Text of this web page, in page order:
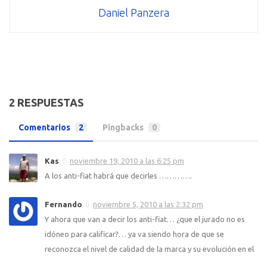
Daniel Panzera
2 RESPUESTAS
Comentarios 2 Pingbacks 0
Kas
noviembre 19, 2010 a las 6:25 pm
A los anti-fiat habrá que decirles ………….
Fernando
noviembre 5, 2010 a las 2:32 pm
Y ahora que van a decir los anti-fiat… ¿que el jurado no es
idóneo para calificar?… ya va siendo hora de que se
reconozca el nivel de calidad de la marca y su evolución en el